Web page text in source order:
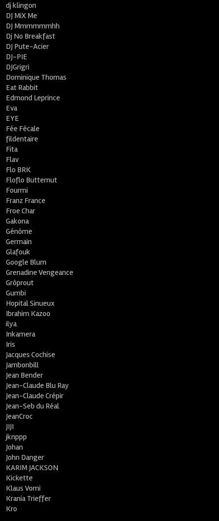
dj klingon
DJ MiX Me
DJ Mmmmmmhh
Dj No Breakfast
DJ Pute-Acier
DJ-PIE
DJGrigri
Dominique Thomas
Eat Rabbit
Edmond Leprince
Eva
EYE
Fée Fécale
fildentaire
Fita
Flav
Flo BRK
Floflo Butternut
Fourmi
Franz France
Froe Char
Gakona
Génôme
Germain
Glafouk
Google Blum
Grenadine Vengeance
Grôprout
Gumbi
Hopital Sinueux
Ibrahim Kazoo
ilya
Inkamera
Iris
Jacques Cochise
Jambonbill
Jean Bender
Jean-Claude Blu Ray
Jean-Claude Crépir
Jean-Seb du Réal
JeanCroc
JIJI
jknppp
Johan
John Danger
KARIM JACKSON
Kickette
Klaus Vomi
Krania Trieffer
Kro